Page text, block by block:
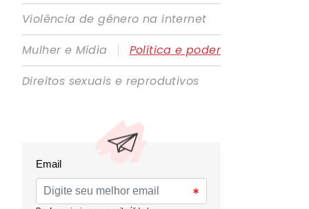
Violência de gênero na internet
Mulher e Mídia
|
Política e poder
Direitos sexuais e reprodutivos